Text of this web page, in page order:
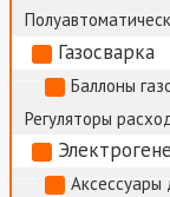
Газосварка
Баллоны
Регуляторы
Аксессуары